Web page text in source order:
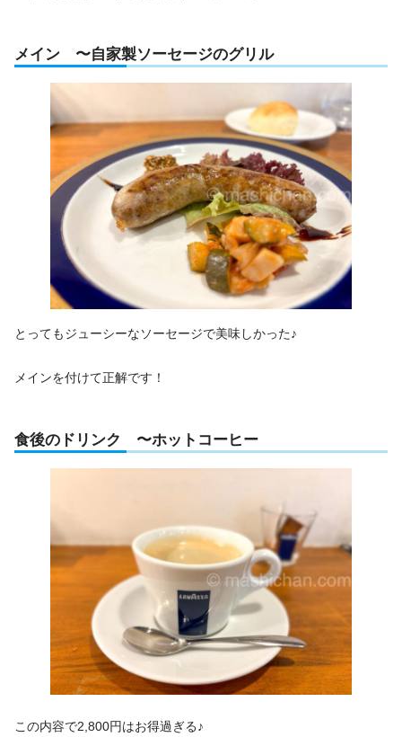
メイン 〜自家製ソーセージのグリル
とってもジューシーなソーセージで美味しかった♪
メインを付けて正解です！
食後のドリンク 〜ホットコーヒー
この内容で2,800円はお得過ぎる♪